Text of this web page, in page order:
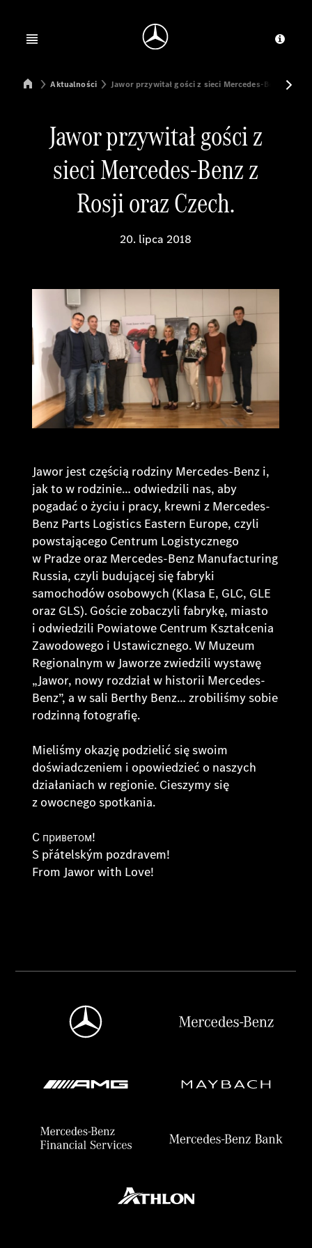
Open menu
Mercedes-Benz Manufacturing Poland
Aktualności Jawor przywitał gości z sieci Mercedes-Benz z
Jawor przywitał gości z
sieci Mercedes-Benz z
Rosji oraz Czech.
20. lipca 2018
Jawor jest częścią rodziny Mercedes-Benz i,
jak to w rodzinie… odwiedzili nas, aby
pogadać o życiu i pracy, krewni z Mercedes-
Benz Parts Logistics Eastern Europe, czyli
powstającego Centrum Logistycznego
w Pradze oraz Mercedes-Benz Manufacturing
Russia, czyli budującej się fabryki
samochodów osobowych (Klasa E, GLC, GLE
oraz GLS). Goście zobaczyli fabrykę, miasto
i odwiedzili Powiatowe Centrum Kształcenia
Zawodowego i Ustawicznego. W Muzeum
Regionalnym w Jaworze zwiedzili wystawę
„Jawor, nowy rozdział w historii Mercedes-
Benz”, a w sali Berthy Benz… zrobiliśmy sobie
rodzinną fotografię.
Mieliśmy okazję podzielić się swoim
doświadczeniem i opowiedzieć o naszych
działaniach w regionie. Cieszymy się
z owocnego spotkania.
C приветом!
S přátelským pozdravem!
From Jawor with Love!